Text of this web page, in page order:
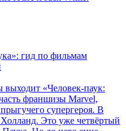
гид по фильмам
«Человек-паук:
франшизы Marvel,
супергероя. В
Это уже четвёртый